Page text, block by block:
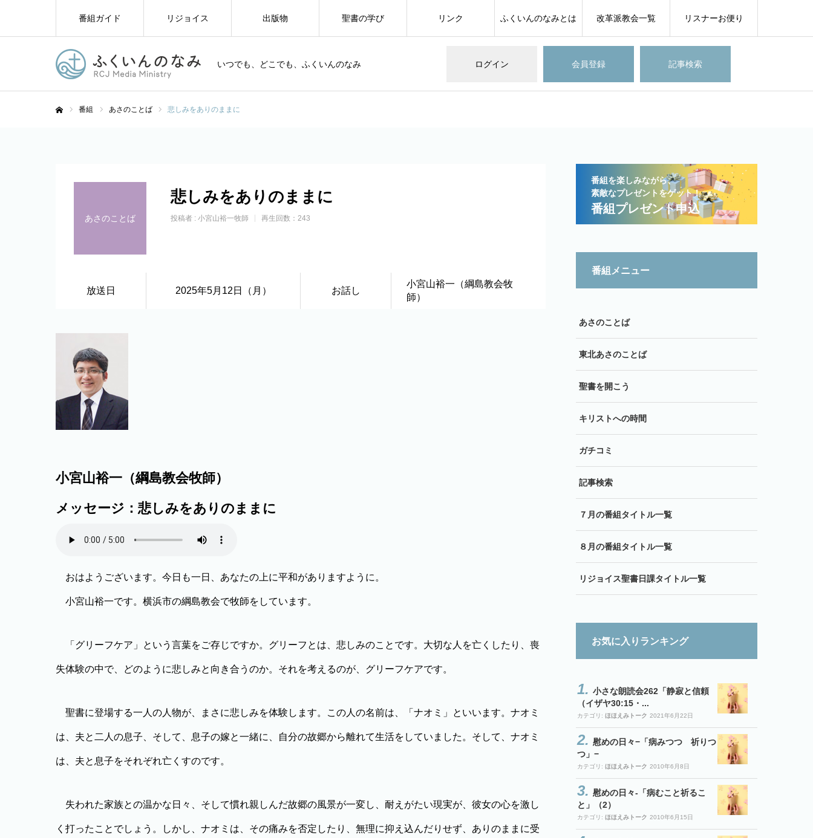
いつでも、どこでも、ふくいんのなみ ログイン 会員登録 記事検索
番組ガイド リジョイス 出版物 聖書の学び リンク ふくいんのなみとは 改革派教会一覧 リスナーお便り
番組 あさのことば 悲しみをありのままに
あさのことば
悲しみをありのままに
投稿者 : 小宮山裕一牧師 再生回数：243
放送日 2025年5月12日（月） お話し
小宮山裕一（綱島教会牧
師）
小宮山裕一（綱島教会牧師）
メッセージ：悲しみをありのままに
おはようございます。今日も一日、あなたの上に平和がありますように。
小宮山裕一です。横浜市の綱島教会で牧師をしています。
「グリーフケア」という言葉をご存じですか。グリーフとは、悲しみのことです。大切な人を亡くしたり、喪
失体験の中で、どのように悲しみと向き合うのか。それを考えるのが、グリーフケアです。
聖書に登場する一人の人物が、まさに悲しみを体験します。この人の名前は、「ナオミ」といいます。ナオミ
は、夫と二人の息子、そして、息子の嫁と一緒に、自分の故郷から離れて生活をしていました。そして、ナオミ
は、夫と息子をそれぞれ亡くすのです。
失われた家族との温かな日々、そして慣れ親しんだ故郷の風景が一変し、耐えがたい現実が、彼女の心を激し
く打ったことでしょう。しかし、ナオミは、その痛みを否定したり、無理に抑え込んだりせず、ありのままに受
番組を楽しみながら、
素敵なプレゼントをゲット！
番組プレゼント申込
番組メニュー
あさのことば
東北あさのことば
聖書を開こう
キリストへの時間
ガチコミ
記事検索
７月の番組タイトル一覧
８月の番組タイトル一覧
リジョイス聖書日課タイトル一覧
お気に入りランキング
小さな朗読会262「静寂と信頼
（イザヤ30:15・...
カテゴリ: ほほえみトーク 2021年6月22日
慰めの日々−「病みつつ 祈りつ
つ」−
カテゴリ: ほほえみトーク 2010年6月8日
慰めの日々-「病むこと祈るこ
と」（2）
カテゴリ: ほほえみトーク 2010年6月15日